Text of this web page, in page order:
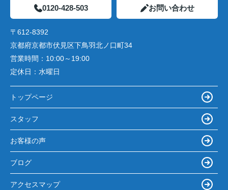
0120-428-503 お問い合わせ
〒612-8392
京都府京都市伏見区下鳥羽北ノ口町34
営業時間： 10:00～19:00
定休日： 水曜日
トップページ
スタッフ
お客様の声
ブログ
アクセスマップ